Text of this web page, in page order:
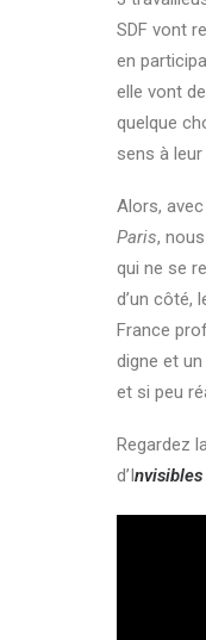
SDF vont
en
elle vont
quelque
sens à
Alors, avec
Paris,
qui ne se
d’un côté,
France
digne et un
et si peu
Regardez
d’Invisibles